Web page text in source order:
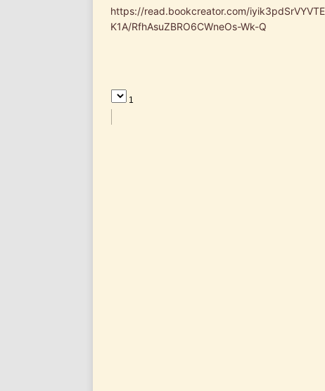
https://read.bookcreator.com/
K1A/RfhAsuZBRO6CWneOs-Wk-Q